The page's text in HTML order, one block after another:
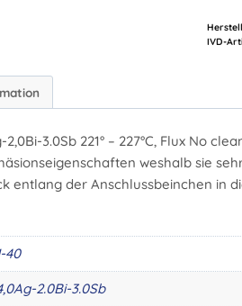
3.0Sb 221° – 227°C, Flux No
weshalb sie
entlang der Anschlussbeinchen in
40
2.0Bi-3.0Sb